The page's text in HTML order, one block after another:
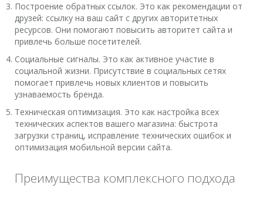
Построение обратных ссылок. Это как рекомендации от
друзей: ссылку на ваш сайт с других авторитетных
ресурсов. Они помогают повысить авторитет сайта и
привлечь больше посетителей.
Социальные сигналы. Это как активное участие в
социальной жизни. Присутствие в социальных сетях
помогает привлечь новых клиентов и повысить
узнаваемость бренда.
Техническая оптимизация. Это как настройка всех
технических аспектов вашего магазина: быстрота
загрузки страниц, исправление технических ошибок и
оптимизация мобильной версии сайта.
Преимущества комплексного подхода